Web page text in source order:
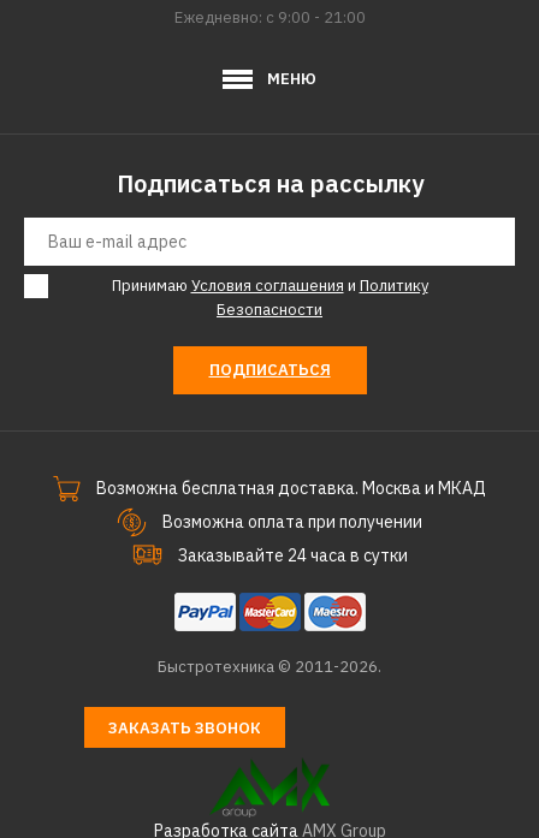
Ежедневно: с 9:00 - 21:00
МЕНЮ
Подписаться на рассылку
Принимаю Условия соглашения и Политику
Безопасности
ПОДПИСАТЬСЯ
Возможна бесплатная доставка. Москва и МКАД
Возможна оплата при получении
Заказывайте 24 часа в сутки
Быстротехника © 2011-2026.
ЗАКАЗАТЬ ЗВОНОК
Разработка сайтаAMX Group